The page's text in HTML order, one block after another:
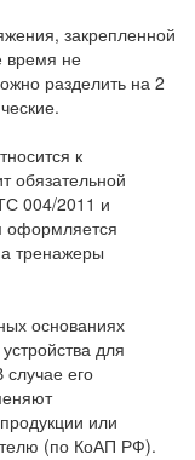
закрепленной
время не
разделить на 2
к
обязательной
004/2011 и
оформляется
тренажеры
основаниях
для
его
или
(по КоАП РФ).